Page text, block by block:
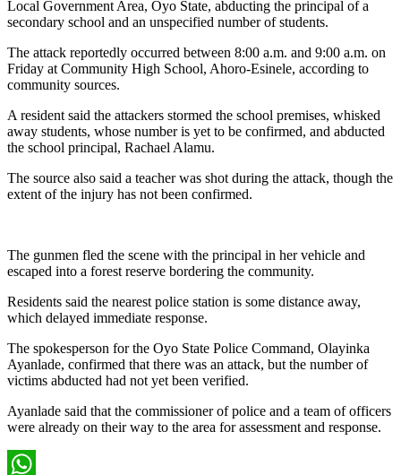
Local Government Area, Oyo State, abducting the principal of a
secondary school and an unspecified number of students.
The attack reportedly occurred between 8:00 a.m. and 9:00 a.m. on
Friday at Community High School, Ahoro-Esinele, according to
community sources.
A resident said the attackers stormed the school premises, whisked
away students, whose number is yet to be confirmed, and abducted
the school principal, Rachael Alamu.
The source also said a teacher was shot during the attack, though the
extent of the injury has not been confirmed.
The gunmen fled the scene with the principal in her vehicle and
escaped into a forest reserve bordering the community.
Residents said the nearest police station is some distance away,
which delayed immediate response.
The spokesperson for the Oyo State Police Command, Olayinka
Ayanlade, confirmed that there was an attack, but the number of
victims abducted had not yet been verified.
Ayanlade said that the commissioner of police and a team of officers
were already on their way to the area for assessment and response.